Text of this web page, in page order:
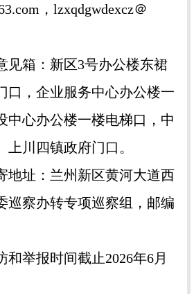
，lzxqdgwdexcz＠
箱：新区3号办公楼东裙
口，企业服务中心办公楼一
中心办公楼一楼电梯口，中
上川四镇政府门口。
址：兰州新区黄河大道西
巡察办转专项巡察组，邮编
举报时间截止2026年6月